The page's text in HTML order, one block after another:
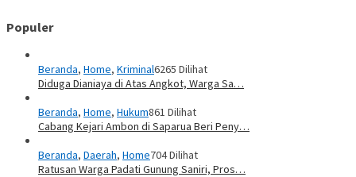
Populer
Beranda, Home, Kriminal6265 Dilihat
Diduga Dianiaya di Atas Angkot, Warga Sa…
Beranda, Home, Hukum861 Dilihat
Cabang Kejari Ambon di Saparua Beri Peny…
Beranda, Daerah, Home704 Dilihat
Ratusan Warga Padati Gunung Saniri, Pros…